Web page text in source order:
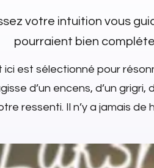
votre intuition vous
pourraient bien
ici est sélectionné pour
d’un encens, d’un
ressenti. Il n’y a jamais de